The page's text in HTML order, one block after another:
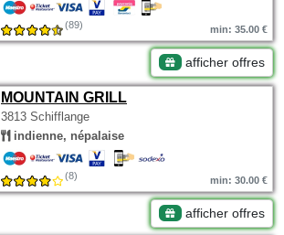
(89) min: 35.00 €
afficher offres
MOUNTAIN GRILL
3813 Schifflange
indienne, népalaise
(8) min: 30.00 €
afficher offres